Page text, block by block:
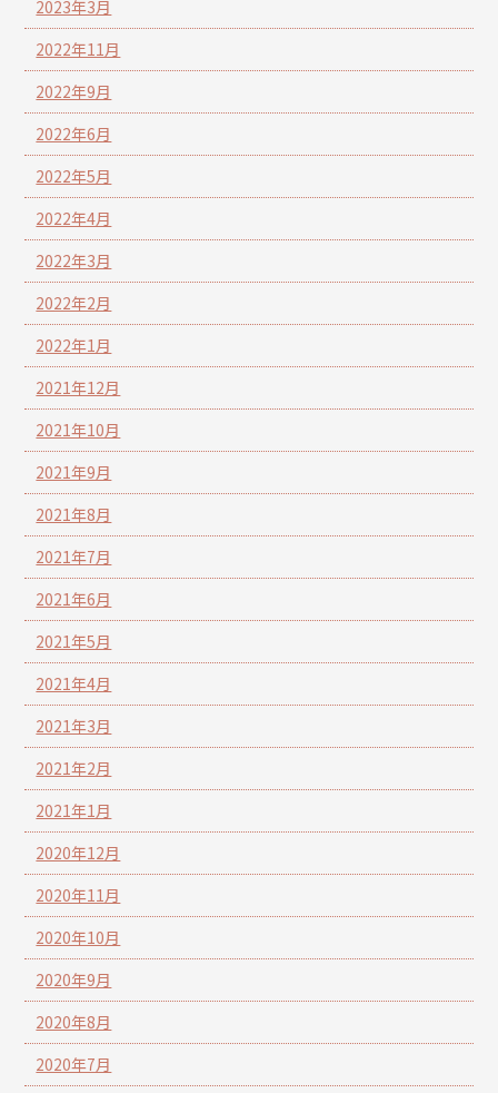
2023年3月
2022年11月
2022年9月
2022年6月
2022年5月
2022年4月
2022年3月
2022年2月
2022年1月
2021年12月
2021年10月
2021年9月
2021年8月
2021年7月
2021年6月
2021年5月
2021年4月
2021年3月
2021年2月
2021年1月
2020年12月
2020年11月
2020年10月
2020年9月
2020年8月
2020年7月